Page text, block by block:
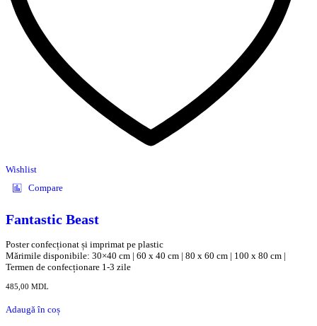
Wishlist
Compare
Fantastic Beast
Poster confecționat și imprimat pe plastic
Mărimile disponibile: 30×40 cm | 60 x 40 cm | 80 x 60 cm | 100 x 80 cm |
Termen de confecționare 1-3 zile
485,00 MDL
Adaugă în coș